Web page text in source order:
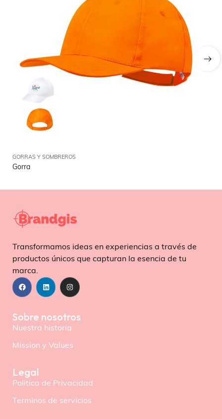
GORRAS Y SOMBREROS
Gorra
Transformamos ideas en experiencias a través de
productos únicos que capturan la esencia de tu
marca.
Sobre nosotros
Nuestra historia
Mission y Values
Legal
Politica de Privacidad
Terminos de servicios